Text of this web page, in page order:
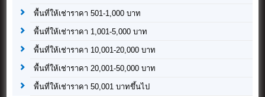
พื้นที่ให้เช่าราคา 501-1,000 บาท
พื้นที่ให้เช่าราคา 1,001-5,000 บาท
พื้นที่ให้เช่าราคา 10,001-20,000 บาท
พื้นที่ให้เช่าราคา 20,001-50,000 บาท
พื้นที่ให้เช่าราคา 50,001 บาทขึ้นไป